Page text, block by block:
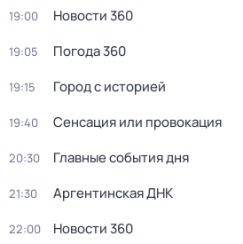
19:00 Новости 360
19:05 Погода 360
19:15 Город с историей
19:40 Сенсация или провокация
20:30 Главные события дня
21:30 Аргентинская ДНК
22:00 Новости 360